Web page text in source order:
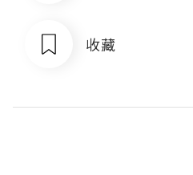
收藏